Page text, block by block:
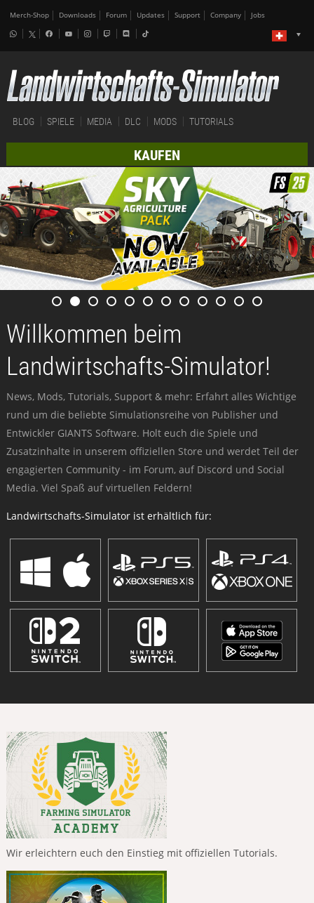
Merch-Shop Downloads Forum Updates Support Company Jobs
BLOG SPIELE MEDIA DLC MODS TUTORIALS
KAUFEN
Willkommen beim
Landwirtschafts-Simulator!
News, Mods, Tutorials, Support & mehr: Erfahrt alles Wichtige
rund um die beliebte Simulationsreihe von Publisher und
Entwickler GIANTS Software. Holt euch die Spiele und
Zusatzinhalte in unserem offiziellen Store und werdet Teil der
engagierten Community - im Forum, auf Discord und Social
Media. Viel Spaß auf virtuellen Feldern!
Landwirtschafts-Simulator ist erhältlich für:
Wir erleichtern euch den Einstieg mit offiziellen Tutorials.